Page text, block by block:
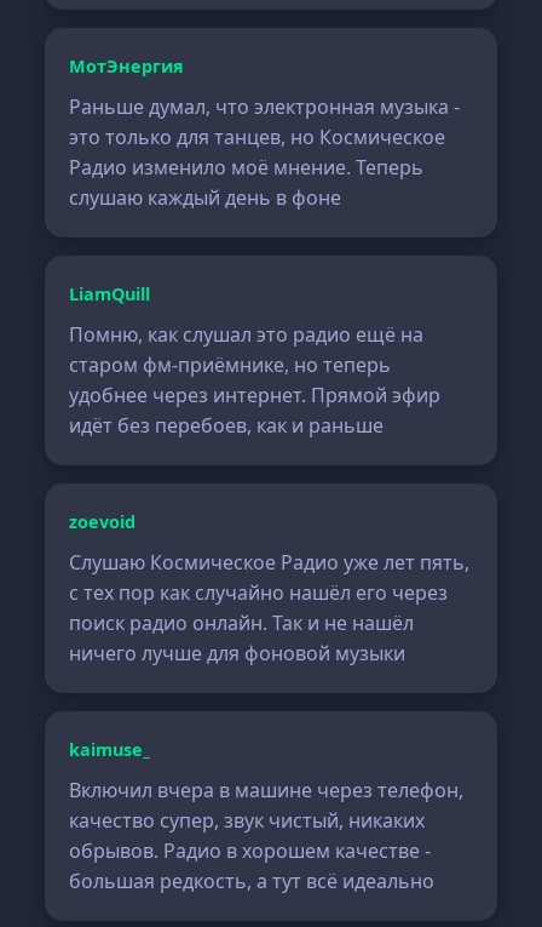
МотЭнергия
Раньше думал, что электронная музыка -
это только для танцев, но Космическое
Радио изменило моё мнение. Теперь
слушаю каждый день в фоне
LiamQuill
Помню, как слушал это радио ещё на
старом фм-приёмнике, но теперь
удобнее через интернет. Прямой эфир
идёт без перебоев, как и раньше
zoevoid
Слушаю Космическое Радио уже лет пять,
с тех пор как случайно нашёл его через
поиск радио онлайн. Так и не нашёл
ничего лучше для фоновой музыки
kaimuse_
Включил вчера в машине через телефон,
качество супер, звук чистый, никаких
обрывов. Радио в хорошем качестве -
большая редкость, а тут всё идеально